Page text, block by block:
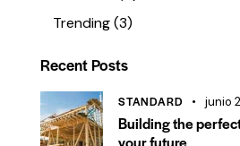
Trending(3)
Recent Posts
STANDARD junio
Building the